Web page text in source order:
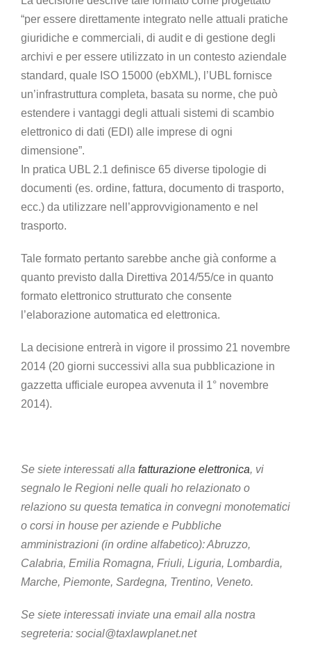
“per essere direttamente integrato nelle attuali pratiche
giuridiche e commerciali, di audit e di gestione degli
archivi e per essere utilizzato in un contesto aziendale
standard, quale ISO 15000 (ebXML), l’UBL fornisce
un’infrastruttura completa, basata su norme, che può
estendere i vantaggi degli attuali sistemi di scambio
elettronico di dati (EDI) alle imprese di ogni
dimensione”.
In pratica UBL 2.1 definisce 65 diverse tipologie di
documenti (es. ordine, fattura, documento di trasporto,
ecc.) da utilizzare nell’approvvigionamento e nel
trasporto.
Tale formato pertanto sarebbe anche già conforme a
quanto previsto dalla Direttiva 2014/55/ce in quanto
formato elettronico strutturato che consente
l’elaborazione automatica ed elettronica.
La decisione entrerà in vigore il prossimo 21 novembre
2014 (20 giorni successivi alla sua pubblicazione in
gazzetta ufficiale europea avvenuta il 1° novembre
2014).
Se siete interessati alla fatturazione elettronica, vi
segnalo le Regioni nelle quali ho relazionato o
relaziono su questa tematica in convegni monotematici
o corsi in house per aziende e Pubbliche
amministrazioni (in ordine alfabetico): Abruzzo,
Calabria, Emilia Romagna, Friuli, Liguria, Lombardia,
Marche, Piemonte, Sardegna, Trentino, Veneto.
Se siete interessati inviate una email alla nostra
segreteria: social@taxlawplanet.net